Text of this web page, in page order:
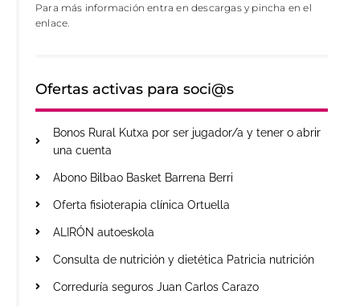
Para más información entra en descargas y pincha en el
enlace.
Ofertas activas para soci@s
Bonos Rural Kutxa por ser jugador/a y tener o abrir
una cuenta
Abono Bilbao Basket Barrena Berri
Oferta fisioterapia clínica Ortuella
ALIRÓN autoeskola
Consulta de nutrición y dietética Patricia nutrición
Correduría seguros Juan Carlos Carazo